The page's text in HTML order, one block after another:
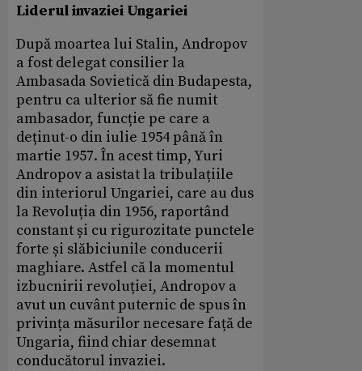
Liderul invaziei Ungariei
După moartea lui Stalin, Andropov
a fost delegat consilier la
Ambasada Sovietică din Budapesta,
pentru ca ulterior să fie numit
ambasador, funcție pe care a
deținut-o din iulie 1954 până în
martie 1957. În acest timp, Yuri
Andropov a asistat la tribulațiile
din interiorul Ungariei, care au dus
la Revoluția din 1956, raportând
constant și cu rigurozitate punctele
forte și slăbiciunile conducerii
maghiare. Astfel că la momentul
izbucnirii revoluției, Andropov a
avut un cuvânt puternic de spus în
privința măsurilor necesare față de
Ungaria, fiind chiar desemnat
conducătorul invaziei.